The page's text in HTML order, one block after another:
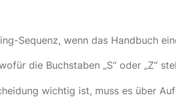
Sequenz, wenn das Handbuch
die Buchstaben „S“ oder „Z“
wichtig ist, muss es über